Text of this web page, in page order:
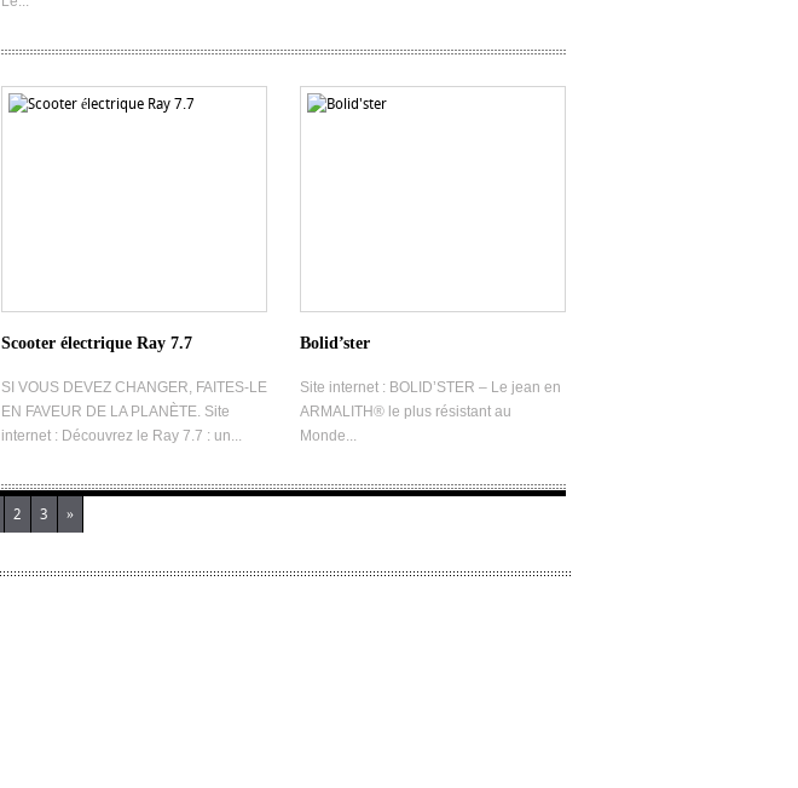
Scooter électrique Ray 7.7
SI VOUS DEVEZ CHANGER, FAITES-LE
EN FAVEUR DE LA PLANÈTE. Site
internet : Découvrez le Ray 7.7 : un...
Bolid’ster
Site internet : BOLID’STER – Le jean en
ARMALITH® le plus résistant au
Monde...
2 3 »